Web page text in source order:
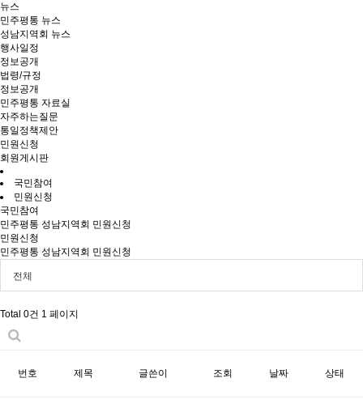
뉴스
민주평통 뉴스
성남지역회 뉴스
행사일정
정보공개
법령/규정
정보공개
민주평통 자료실
자주하는질문
통일정책제안
민원신청
회원게시판
국민참여
민원신청
국민참여
민주평통 성남지역회 민원신청
민원신청
민주평통 성남지역회 민원신청
전체
Total 0건 1 페이지
번호 제목 글쓴이 조회 날짜 상태